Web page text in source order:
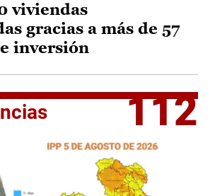
viviendas
gracias a más de 57
inversión
112